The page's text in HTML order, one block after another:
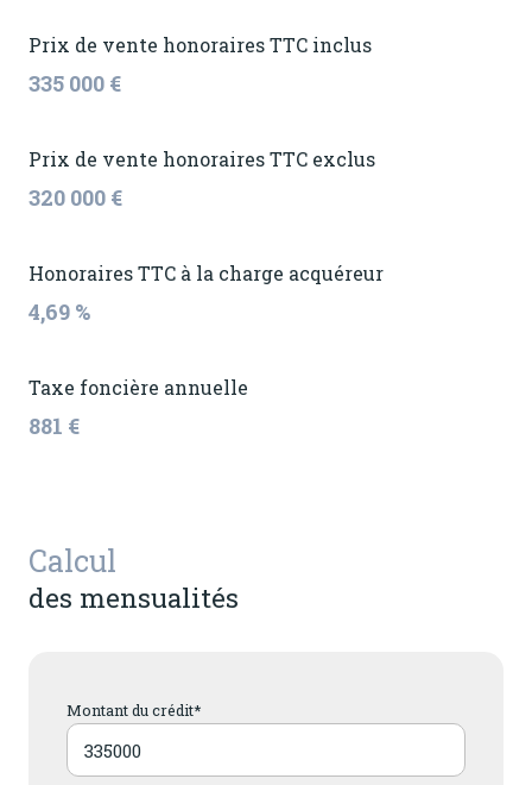
Prix de vente honoraires TTC inclus
335 000 €
Prix de vente honoraires TTC exclus
320 000 €
Honoraires TTC à la charge acquéreur
4,69 %
Taxe foncière annuelle
881 €
Calcul
des mensualités
Montant du crédit*